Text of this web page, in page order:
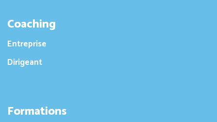
Coaching
Entreprise
Dirigeant
Formations